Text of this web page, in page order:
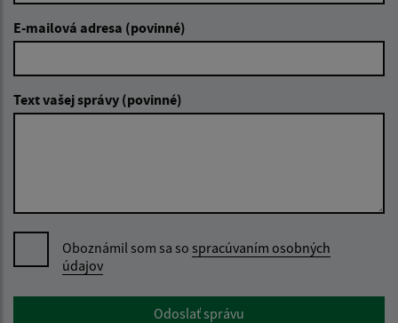
E-mailová adresa (povinné)
Text vašej správy (povinné)
Oboznámil som sa so spracúvaním osobných
údajov
Google reCaptcha ResponseOdoslať správu